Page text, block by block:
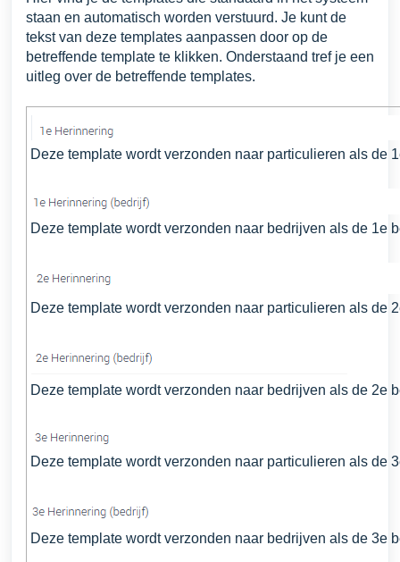
staan en automatisch worden verstuurd. Je kunt de
tekst van deze templates aanpassen door op de
betreffende template te klikken. Onderstaand tref je een
uitleg over de betreffende templates.
Deze template wordt verzonden naar particulieren als de
Deze template wordt verzonden naar bedrijven als de 1e
Deze template wordt verzonden naar particulieren als de
Deze template wordt verzonden naar bedrijven als de 2e
Deze template wordt verzonden naar particulieren als de
Deze template wordt verzonden naar bedrijven als de 3e